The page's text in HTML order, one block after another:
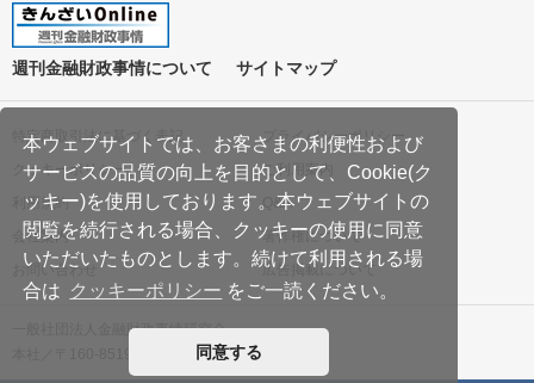
本ウェブサイトでは、お客さまの利便性および
サービスの品質の向上を目的として、Cookie(ク
ッキー)を使用しております。本ウェブサイトの
閲覧を続行される場合、クッキーの使用に同意
いただいたものとします。続けて利用される場
合は クッキーポリシー をご一読ください。
同意する
週刊金融財政事情について サイトマップ
特定商取引法に基づく表記
プライバシーポリシー
クッキーポリシー
ご利用案内
利用規約
Q&A
会社案内
著作権について
お問い合わせ
広告掲載について
一般社団法人金融財政事情研究会
本社／〒160-8519 東京都新宿区南元町19